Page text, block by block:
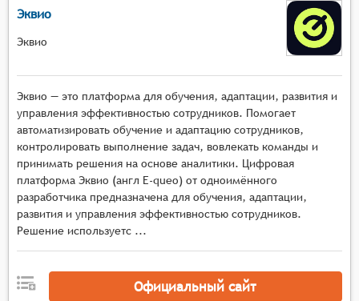
Эквио
Эквио
Эквио — это платформа для обучения, адаптации, развития и
управления эффективностью сотрудников. Помогает
автоматизировать обучение и адаптацию сотрудников,
контролировать выполнение задач, вовлекать команды и
принимать решения на основе аналитики. Цифровая
платформа Эквио (англ E-queo) от одноимённого
разработчика предназначена для обучения, адаптации,
развития и управления эффективностью сотрудников.
Решение используетс ...
Официальный сайт